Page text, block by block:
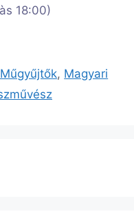
18:00)
, Magyari